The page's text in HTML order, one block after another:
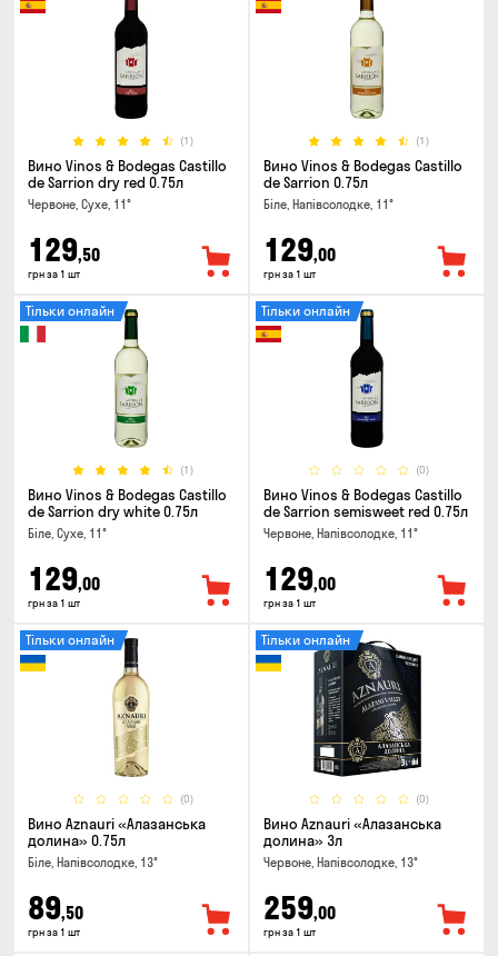
(1)
Вино Vinos & Bodegas Castillo
de Sarrion dry red 0.75л
Червоне, Сухе, 11°
129,50
грн за 1 шт
(1)
Вино Vinos & Bodegas Castillo
de Sarrion 0.75л
Біле, Напівсолодке, 11°
129,00
грн за 1 шт
(1)
Тільки онлайн
Вино Vinos & Bodegas Castillo
de Sarrion dry white 0.75л
Біле, Сухе, 11°
129,00
грн за 1 шт
(0)
Тільки онлайн
Вино Vinos & Bodegas Castillo
de Sarrion semisweet red 0.75л
Червоне, Напівсолодке, 11°
129,00
грн за 1 шт
(0)
Тільки онлайн
Вино Aznauri «Алазанська
долина» 0.75л
Біле, Напівсолодке, 13°
89,50
грн за 1 шт
(0)
Тільки онлайн
Вино Aznauri «Алазанська
долина» 3л
Червоне, Напівсолодке, 13°
259,00
грн за 1 шт